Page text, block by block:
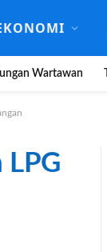
Wartawan
LPG